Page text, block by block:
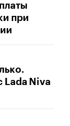
при
Lada Niva